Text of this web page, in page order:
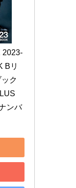
2023-
Bリ
ク
ンバ